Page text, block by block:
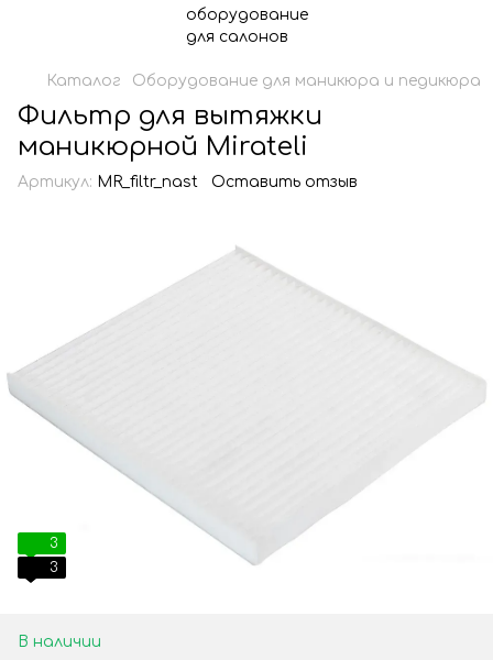
Каталог Оборудование для маникюра и педикюра
Фильтр для вытяжки
маникюрной Mirateli
Артикул: MR_filtr_nast Оставить отзыв
3
3
В наличии